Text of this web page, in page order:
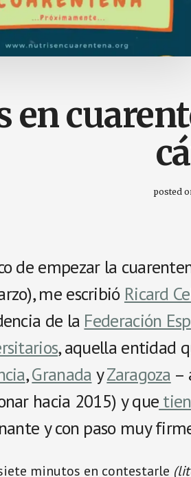
en
posted
de empezar la
me escribió Ricard
de la Federación
, aquella entidad
,Granada yZaragoza –
hacia 2015) y que
y con paso muy
minutos en contestarle